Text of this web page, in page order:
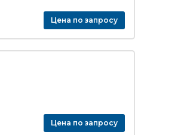
Цена по запросу
Цена по запросу